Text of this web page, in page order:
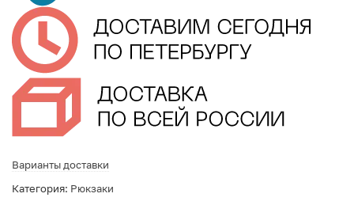
Варианты доставки
Категория: Рюкзаки